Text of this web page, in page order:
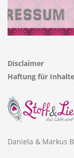
Disclaimer
Haftung für Inhalte
Daniela & Markus